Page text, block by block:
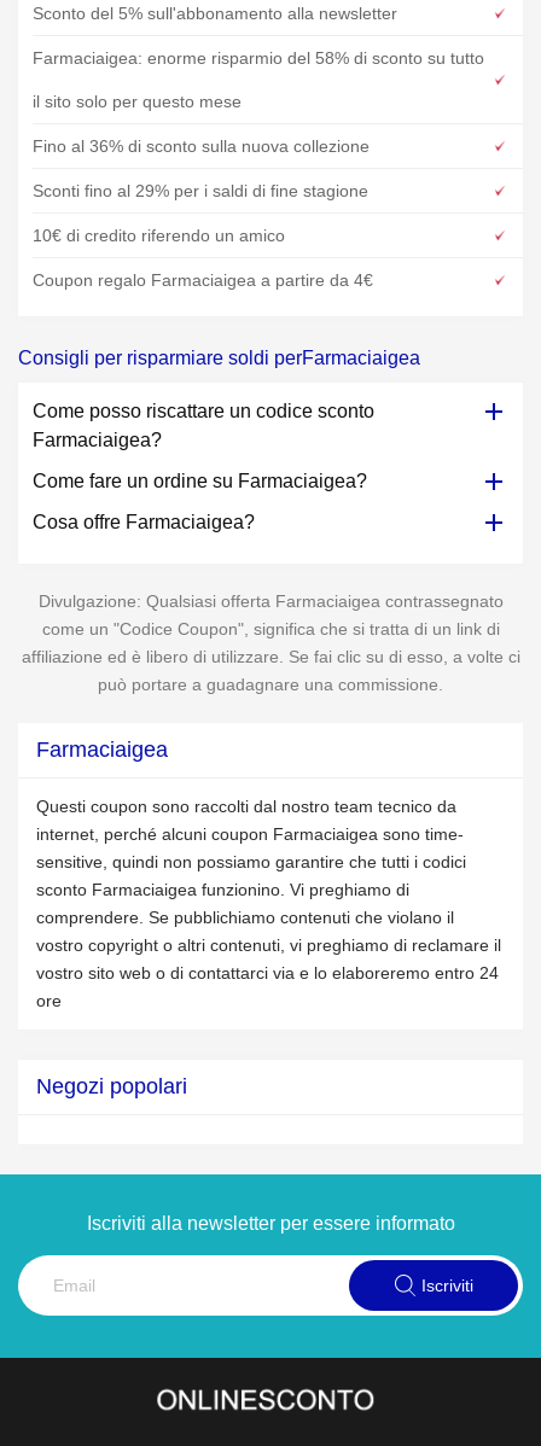
Sconto del 5% sull'abbonamento alla newsletter
Farmaciaigea: enorme risparmio del 58% di sconto su tutto
il sito solo per questo mese
Fino al 36% di sconto sulla nuova collezione
Sconti fino al 29% per i saldi di fine stagione
10€ di credito riferendo un amico
Coupon regalo Farmaciaigea a partire da 4€
Consigli per risparmiare soldi perFarmaciaigea
Come posso riscattare un codice sconto
Farmaciaigea?
Come fare un ordine su Farmaciaigea?
Cosa offre Farmaciaigea?
Divulgazione: Qualsiasi offerta Farmaciaigea contrassegnato
come un "Codice Coupon", significa che si tratta di un link di
affiliazione ed è libero di utilizzare. Se fai clic su di esso, a volte ci
può portare a guadagnare una commissione.
Farmaciaigea
Questi coupon sono raccolti dal nostro team tecnico da
internet, perché alcuni coupon Farmaciaigea sono time-
sensitive, quindi non possiamo garantire che tutti i codici
sconto Farmaciaigea funzionino. Vi preghiamo di
comprendere. Se pubblichiamo contenuti che violano il
vostro copyright o altri contenuti, vi preghiamo di reclamare il
vostro sito web o di contattarci via e lo elaboreremo entro 24
ore
Negozi popolari
Iscriviti alla newsletter per essere informato
Iscriviti